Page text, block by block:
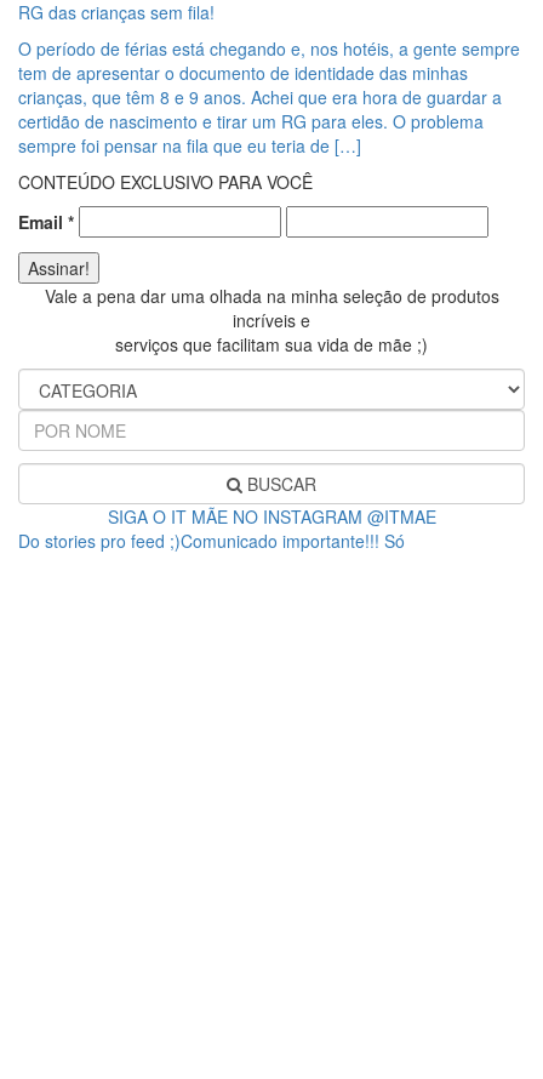
RG das crianças sem fila!
O período de férias está chegando e, nos hotéis, a gente sempre
tem de apresentar o documento de identidade das minhas
crianças, que têm 8 e 9 anos. Achei que era hora de guardar a
certidão de nascimento e tirar um RG para eles. O problema
sempre foi pensar na fila que eu teria de […]
CONTEÚDO EXCLUSIVO PARA VOCÊ
Email *
Vale a pena dar uma olhada na minha seleção de produtos
incríveis e
serviços que facilitam sua vida de mãe ;)
BUSCAR
SIGA O IT MÃE NO INSTAGRAM @ITMAE
Do stories pro feed ;)Comunicado importante!!! Só